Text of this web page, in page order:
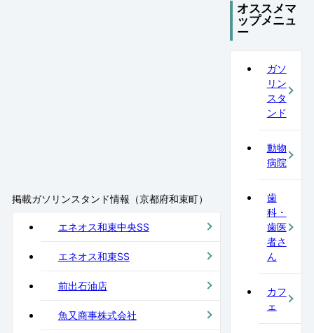
掲載ガソリンスタンド情報（京都府和束町）
エネオス和束中央SS
エネオス和束SS
前出石油店
魚又商事株式会社
オススメマ
ップメニュ
ー
ガソ
リン
スタ
ンド
動物
病院
歯
科・
歯医
者さ
ん
カフ
ェ